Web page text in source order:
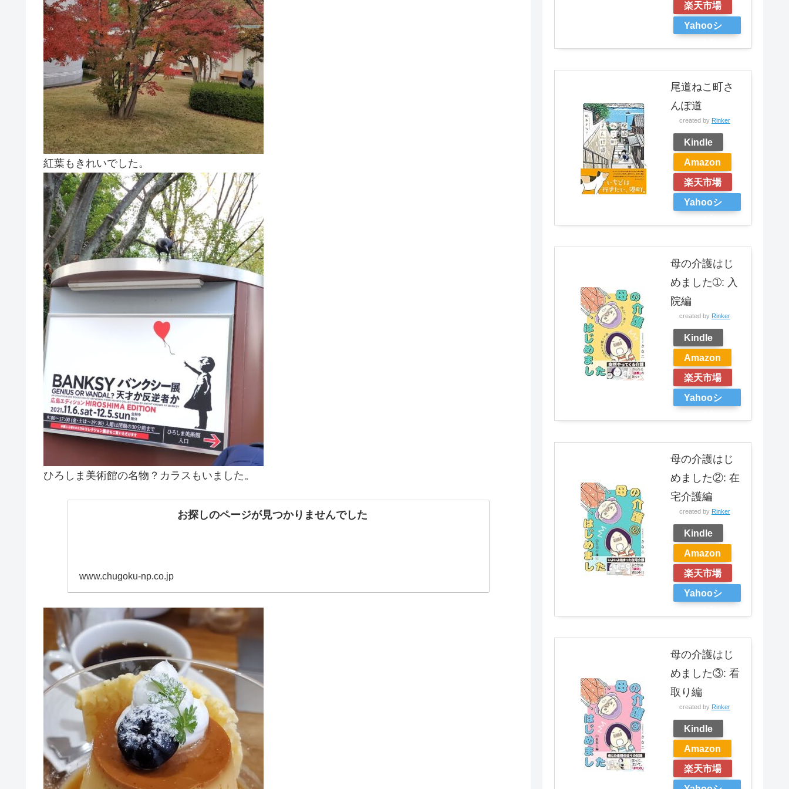
紅葉もきれいでした。
ひろしま美術館の名物？カラスもいました。
お探しのページが見つかりませんでした
www.chugoku-np.co.jp
楽天市場
Yahooシ
尾道ねこ町さ
んぽ道
created by Rinker
Kindle
Amazon
楽天市場
Yahooシ
母の介護はじ
めました➀: 入
院編
created by Rinker
Kindle
Amazon
楽天市場
Yahooシ
母の介護はじ
めました②: 在
宅介護編
created by Rinker
Kindle
Amazon
楽天市場
Yahooシ
母の介護はじ
めました③: 看
取り編
created by Rinker
Kindle
Amazon
楽天市場